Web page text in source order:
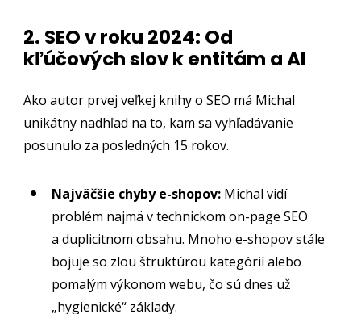
2. SEO v roku 2024: Od
kľúčových slov k entitám a AI
Ako autor prvej veľkej knihy o SEO má Michal
unikátny nadhľad na to, kam sa vyhľadávanie
posunulo za posledných 15 rokov.
Najväčšie chyby e-shopov: Michal vidí
problém najmä v technickom on-page SEO
a duplicitnom obsahu. Mnoho e-shopov stále
bojuje so zlou štruktúrou kategórií alebo
pomalým výkonom webu, čo sú dnes už
„hygienické“ základy.